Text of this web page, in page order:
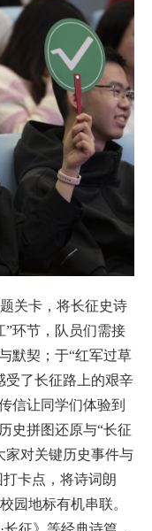
关卡，将长征史诗
”环节，队员们需接
默契；于“红军过草
受了长征路上的艰辛
信让同学们体验到
史拼图还原与“长征
家对关键历史事件与
卡点，将诗词朗
园地标有机串联。